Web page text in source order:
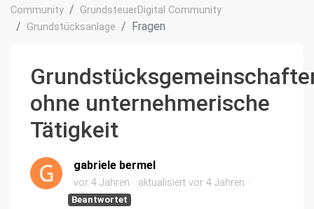
Community
GrundsteuerDigital Community
Grundstücksanlage
Fragen
ohne unternehmerische
Tätigkeit
gabriele bermel
vor 4 Jahren aktualisiert vor 4 Jahren
Beantwortet